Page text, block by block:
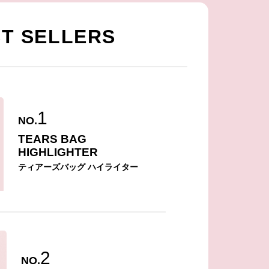
SELLERS
NO.1
TEARS BAG
HIGHLIGHTER
ティアーズバッグ ハイライター
NO.2